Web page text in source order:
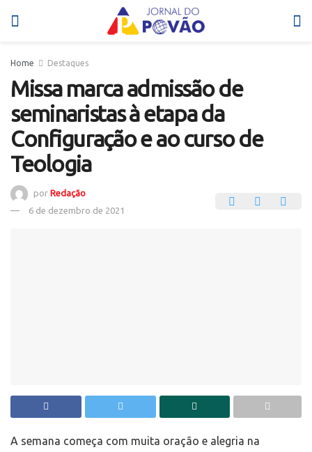
Home Destaques
Missa marca admissão de
seminaristas à etapa da
Configuração e ao curso de
Teologia
por Redação
6 de dezembro de 2021
A semana começa com muita oração e alegria na